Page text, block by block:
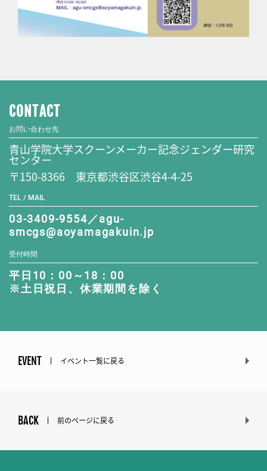
CONTACT
お問い合わせ先
青山学院大学スクーンメーカー記念ジェンダー研究
センター
〒150-8366 東京都渋谷区渋谷4-4-25
TEL / MAIL
03-3409-9554／agu-
smcgs@aoyamagakuin.jp
受付時間
平日10：00～18：00
※土日祝日、休業期間を除く
EVENT イベント一覧に戻る
BACK 前のページに戻る